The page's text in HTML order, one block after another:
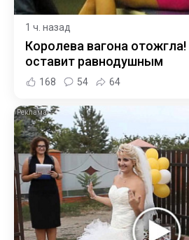
1 ч. назад
Королева вагона
оставит равнодушным
168 54 64